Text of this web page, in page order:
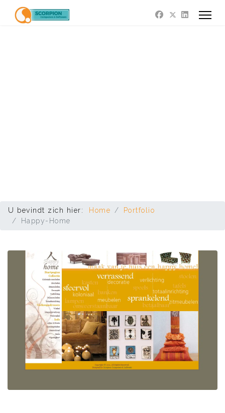
U bevindt zich hier: Home
Portfolio
Happy-Home